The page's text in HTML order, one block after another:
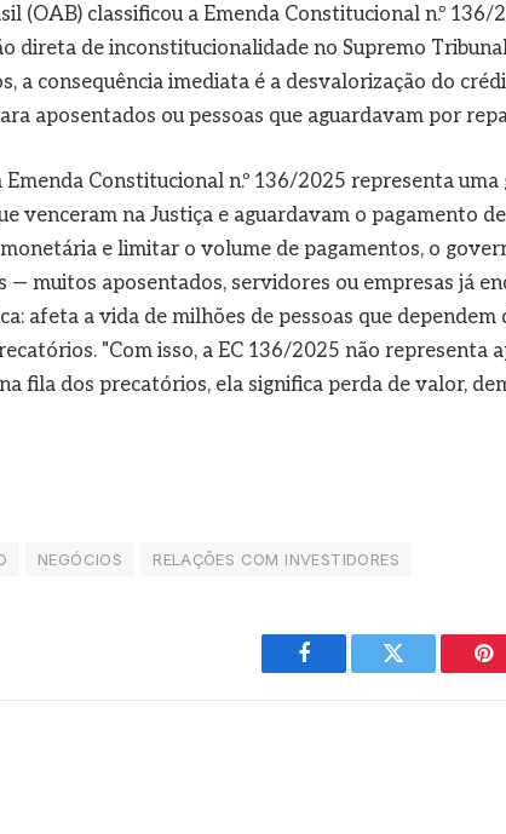
(OAB) classificou a Emenda Constitucional n.º
direta de inconstitucionalidade no Supremo Tribunal
a consequência imediata é a desvalorização do
aposentados ou pessoas que aguardavam por
Emenda Constitucional n.º 136/2025 representa uma
venceram na Justiça e aguardavam o pagamento
e limitar o volume de pagamentos, o
— muitos aposentados, servidores ou empresas já
afeta a vida de milhões de pessoas que dependem
"Com isso, a EC 136/2025 não representa
fila dos precatórios, ela significa perda de valor,
NEGÓCIOS RELAÇÕES COM INVESTIDORES
Facebook Twitter